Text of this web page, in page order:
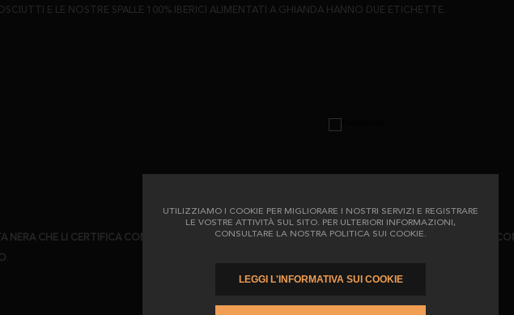
UTILIZZIAMO I COOKIE PER MIGLIORARE I NOSTRI SERVIZI E REGISTRARE
LE VOSTRE ATTIVITÀ SUL SITO. PER ULTERIORI INFORMAZIONI,
CONSULTARE LA NOSTRA POLITICA SUI COOKIE.
E LE NOSTRE SPALLE 100% IBERICI ALIMENTATI A GHIANDA HANNO DUE ETICHETTE.
NERA CHE LI CERTIFICA COME PRODOTTO 100% ALIMENTATO A GHIANDA E LA NOSTRA ETICHETTA
LEGGI L'INFORMATIVA SUI COOKIE